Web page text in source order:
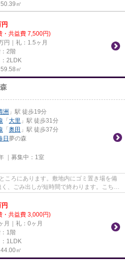
㎡
円
・共益費 7,500円)
円｜礼：1.5ヶ月
2階
2LDK
㎡
洲 」駅 徒歩19分
「 大里 」駅 徒歩31分
「 奥田 」駅 徒歩37分
日 夢の森
｜募集中： 1室
ころにあります。敷地内にゴミ置き場を備
、ごみ出しが短時間で終わります。こちら
円
・共益費 3,000円)
月｜礼：0ヶ月
1階
1LDK
㎡